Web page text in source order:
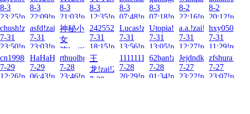
8-3
23:25!read!
8-3
22:09!read!
8-3
21:03!read!
8-3
12:35!read!
8-3
07:48!read!
8-3
07:18!read!
8-2
22:16!read!
8-2
20:12!read!
chush!zai!2026-
7-31
23:50!read!
asfd!zai!2026-
7-31
23:03!read!
神秘小
女
孩!zai!2026-
7-31
20:53!read!
242552!zai!2026-
7-31
18:15!read!
Lucas!zai!2026-
7-31
13:56!read!
Utopia!zai!2026-
7-31
13:05!read!
a.a.!zai!2026-
7-31
12:27!read!
7-31
11:29!read!
cn19980620!zai!2026-
7-29
12:26!read!
HaHaHa123!zai!2026-
7-29
06:43!read!
rthuolhgf!zai!2026-
7-28
23:46!read!
王
龙!zai!2026-
7-28
1111111aaa!zai!2026-
7-28
20:29!read!
62ban!zai!2026-
7-28
01:34!read!
Jejdndksi!zai!2026-
7-27
23:22!read!
7-27
23:07!read!